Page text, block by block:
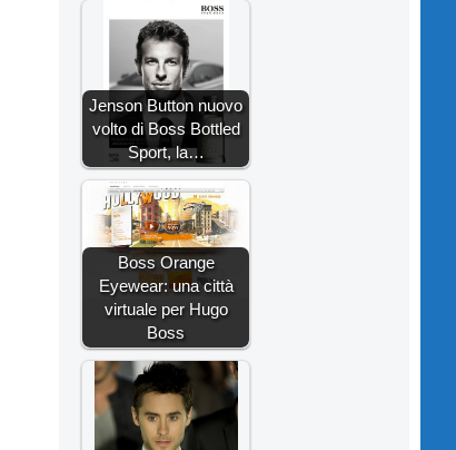
Jenson Button nuovo
volto di Boss Bottled
Sport, la…
Boss Orange
Eyewear: una città
virtuale per Hugo
Boss